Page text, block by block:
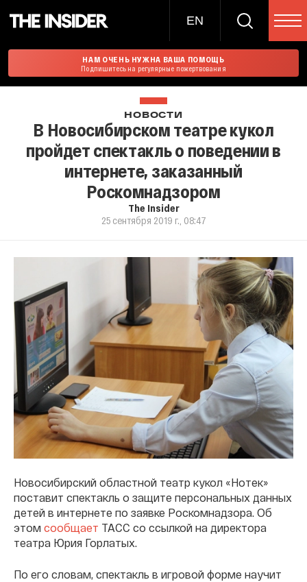
EN
НАМ ОЧЕНЬ НУЖНА ВАША ПОМОЩЬ
Подпишитесь на регулярные пожертвования
НОВОСТИ
В Новосибирском театре кукол
пройдет спектакль о поведении в
интернете, заказанный
Роскомнадзором
The Insider
25 сентября 2019 г., 08:47
Новосибирский областной театр кукол «Нотек»
поставит спектакль о защите персональных данных
детей в интернете по заявке Роскомнадзора. Об
этом сообщает ТАСС со ссылкой на директора
театра Юрия Горлатых.
По его словам, спектакль в игровой форме научит